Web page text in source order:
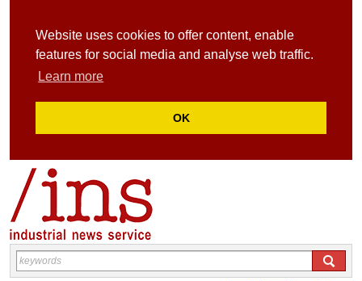
Website uses cookies to offer content, enable
features for social media and analyse web traffic.
Learn more
OK